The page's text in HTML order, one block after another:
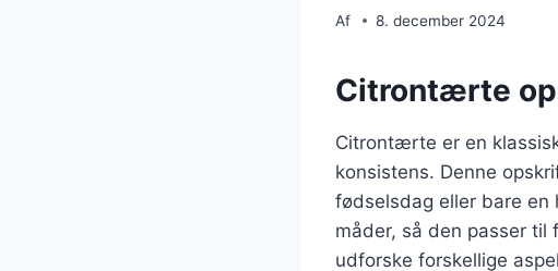
Af 8. december 2024
Citrontærte
Citrontærte er en
konsistens. Denne
fødselsdag eller bare
måder, så den passer til
udforske forskellige